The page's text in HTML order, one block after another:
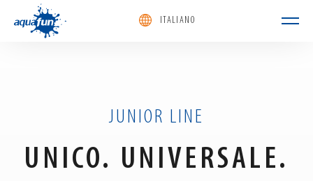
ITALIANO
JUNIOR LINE
UNICO. UNIVERSALE.